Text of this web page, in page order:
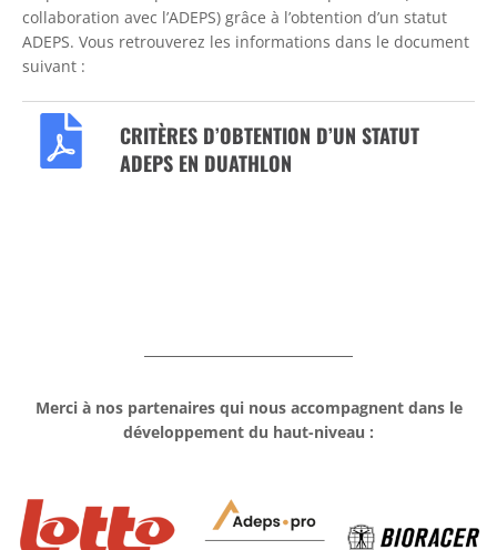
collaboration avec l’ADEPS) grâce à l’obtention d’un statut
ADEPS. Vous retrouverez les informations dans le document
suivant :
CRITÈRES D’OBTENTION D’UN STATUT
ADEPS EN DUATHLON
Merci à nos partenaires qui nous accompagnent dans le
développement du haut-niveau :